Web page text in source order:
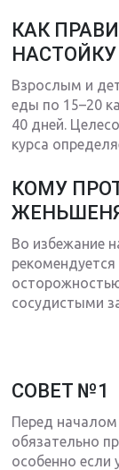
КАК
Взрослым и
еды по 15–20
40 дней.
курса
КОМУ
Во избежание
сосудистыми
СОВЕТ №1
Перед началом
обязательно
особенно если